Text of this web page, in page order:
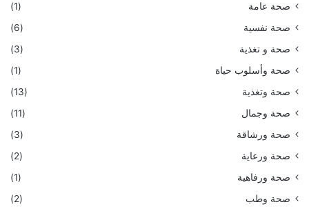
صحة عامة
(1)
صحة نفسية
(6)
صحة و تغذية
(3)
صحة وأسلوب حياة
(1)
صحة وتغذية
(13)
صحة وجمال
(11)
صحة ورشاقة
(3)
صحة ورعاية
(2)
صحة ورفاهية
(1)
صحة وطب
(2)